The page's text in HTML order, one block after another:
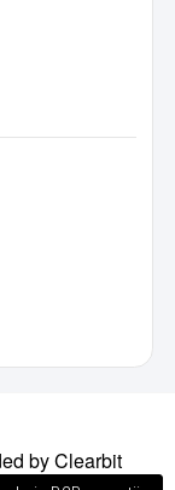
by Clearbit